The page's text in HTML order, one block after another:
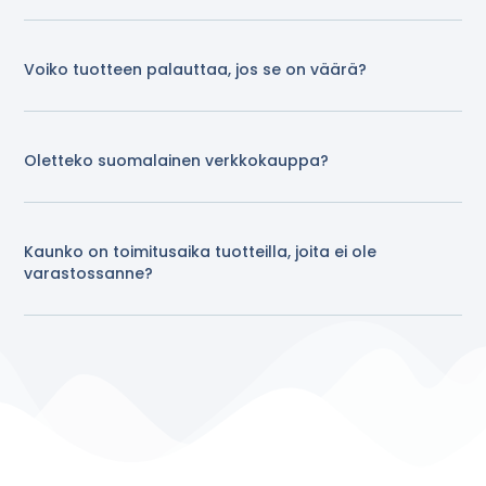
Voiko tuotteen palauttaa, jos se on väärä?
Oletteko suomalainen verkkokauppa?
Kaunko on toimitusaika tuotteilla, joita ei ole
varastossanne?